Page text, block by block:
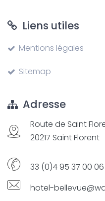
Liens utiles
Mentions légales
Sitemap
Adresse
Route de Saint
20217 Saint Florent
33 (0)4 95 37 00 06
hotel-